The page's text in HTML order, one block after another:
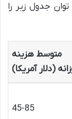
جدول زیر را
متوسط هزینه
(دلار آمریکا)
45-85